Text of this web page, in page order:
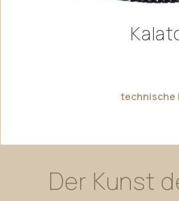
technische
Der Kunst